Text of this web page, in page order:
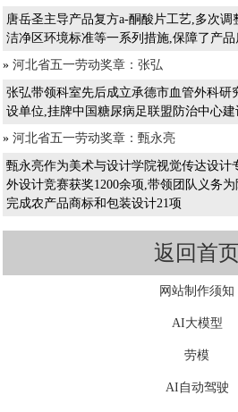
唐岳圣主导产品复方a-酮酸片工艺,多次调
洁净区环境标准等一系列措施,保障了产
» 河北省五一劳动奖章：张弘
张弘带领科室先后成立承德市血管外科研
设单位,挂牌中国糖尿病足联盟防治中心建
» 河北省五一劳动奖章：甄永亮
甄永亮作为美术与设计学院视觉传达设计
外设计竞赛获奖1200余项,带领团队义务
完成农产品商标和包装设计21项
返回首页
网站制作须知
AI大模型
劳模
AI自动驾驶